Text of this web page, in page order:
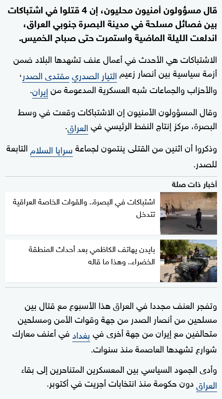
قال مسؤولون أمنيون محليون، إن 4 قتلوا في اشتباكات
بين فصائل مسلحة في مدينة البصرة جنوبي العراق،
اندلعت الليلة الماضية واستمرت حتى صباح الخميس.
الاشتباكات هي الأحدث في أعمال عنف تشهدها البلاد ضمن
أزمة سياسية بين أنصار زعيمالتيار الصدريمقتدى الصدر،
والأحزاب والجماعات شبه العسكرية المدعومة منإيران.
وقال المسؤولون الأمنيون إن الاشتباكات وقعت في وسط
البصرة، مركز إنتاج النفط الرئيسي فيالعراق.
وذكروا أن اثنين من القتلى ينتمون لجماعةسرايا السلام التابعة
للصدر.
أخبار ذات صلة
اشتباكات في البصرة.. والقوات الخاصة العراقية
تتدخل
بايدن يهاتف الكاظمي بعد أحداث المنطقة
الخضراء.. وهذا ما قاله
وتفجر العنف مجددا في العراق هذا الأسبوع مع قتال بين
مسلحين من أنصار الصدر من جهة وقوات الأمن ومسلحين
متحالفين مع إيران من جهة أخرى فيبغدادفي أعنف معارك
شوارع تشهدها العاصمة منذ سنوات.
وأدى الجمود السياسي بين المعسكرين المتناحرين إلى بقاء
العراقدون حكومة منذ انتخابات أجريت في أكتوبر.